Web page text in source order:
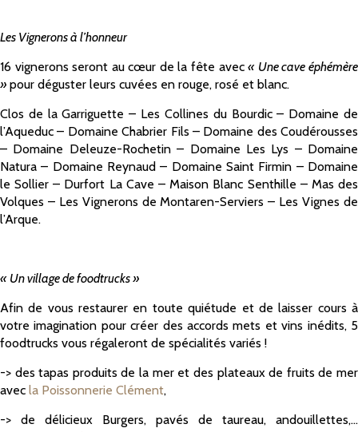
Les Vignerons à l’honneur
16 vignerons seront au cœur de la fête avec« Une cave éphémère
» pour déguster leurs cuvées en rouge, rosé et blanc.
Clos de la Garriguette – Les Collines du Bourdic – Domaine de
l’Aqueduc – Domaine Chabrier Fils – Domaine des Coudérousses
– Domaine Deleuze-Rochetin – Domaine Les Lys – Domaine
Natura – Domaine Reynaud – Domaine Saint Firmin – Domaine
le Sollier – Durfort La Cave – Maison Blanc Senthille – Mas des
Volques – Les Vignerons de Montaren-Serviers – Les Vignes de
l’Arque.
« Un village de foodtrucks »
Afin de vous restaurer en toute quiétude et de laisser cours à
votre imagination pour créer des accords mets et vins inédits, 5
foodtrucks vous régaleront de spécialités variés !
-> des tapas produits de la mer et des plateaux de fruits de mer
avec la Poissonnerie Clément,
-> de délicieux Burgers, pavés de taureau, andouillettes,…